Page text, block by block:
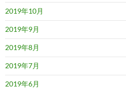
2019年10月
2019年9月
2019年8月
2019年7月
2019年6月